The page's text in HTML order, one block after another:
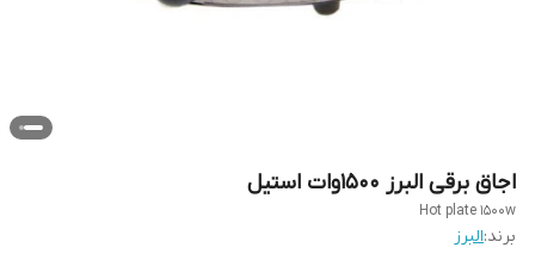
اجاق برقی البرز ۱۵۰۰وات استیل
Hot plate 1500w
برند:البرز